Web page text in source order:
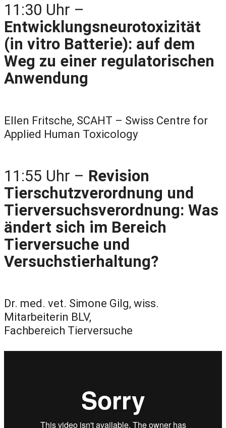
11:30 Uhr –
Entwicklungsneurotoxizität
(in vitro Batterie): auf dem
Weg zu einer regulatorischen
Anwendung
Ellen Fritsche, SCAHT – Swiss Centre for
Applied Human Toxicology
11:55 Uhr – Revision
Tierschutzverordnung und
Tierversuchsverordnung: Was
ändert sich im Bereich
Tierversuche und
Versuchstierhaltung?
Dr. med. vet. Simone Gilg, wiss.
Mitarbeiterin BLV,
Fachbereich Tierversuche